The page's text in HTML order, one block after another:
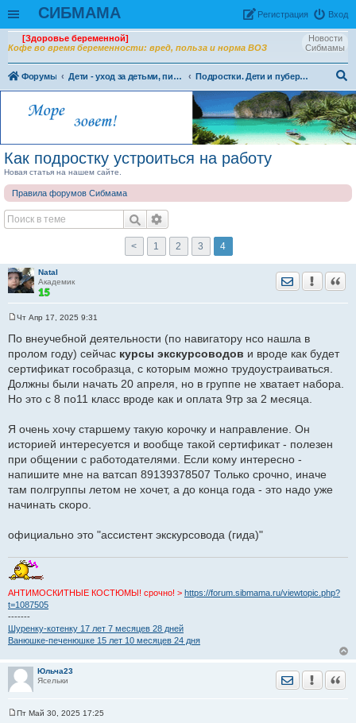
СИБМАМА Вход
Рeгиcтpaция
Новости
Сибмамы
[Здоровье беременной]
Кофе во время беременности: вред, польза и норма ВОЗ
Форумы Дети - уход за детьми, питание и воспитание детей.
Подростки. Дети и пубертат
ои
ск
Как подростку устроиться на работу
Новая статья на нашем сайте.
Правила форумов Сибмама
< 1 2 3 4
NataI
Академик
Отправить
о
б
е
н
е
Чт Апр 17, 2025 9:31
По внеучебной деятельности (по навигатору нсо нашла в
пролом году) сейчас курсы экскурсоводов и вроде как будет
сертификат гособразца, с которым можно трудоустраиваться.
Должны были начать 20 апреля, но в группе не хватает набора.
Но это с 8 по11 класс вроде как и оплата 9тр за 2 месяца.
Я очень хочу старшему такую корочку и направление. Он
историей интересуется и вообще такой сертификат - полезен
при общении с работодателями. Если кому интересно -
напишите мне на ватсап 89139378507 Только срочно, иначе
там полгруппы летом не хочет, а до конца года - это надо уже
начинать скоро.
официально это "ассистент экскурсовода (гида)"
АНТИМОСКИТНЫЕ КОСТЮМЫ! срочно! > https://forum.sibmama.ru/viewtopic.php?
t=1087505
-------
Шуренку-котенку 17 лет 7 месяцев 28 дней
Ванюшке-печенюшке 15 лет 10 месяцев 24 дня
Юльча23
Ясельки
Отправить
Пт Май 30, 2025 17:25